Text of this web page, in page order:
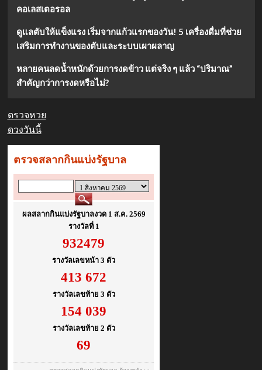
คอเลสเตอรอล
ดูแลตับให้แข็งแรง เริ่มจากแก้วแรกของวัน! 5 เครื่องดื่มที่ช่วย
เสริมการทำงานของตับและระบบเผาผลาญ
หลายคนลดน้ำหนักด้วยการงดข้าว แต่จริง ๆ แล้ว “ปริมาณ”
สำคัญกว่าการงดหรือไม่?
ตรวจหวย
ดวงวันนี้